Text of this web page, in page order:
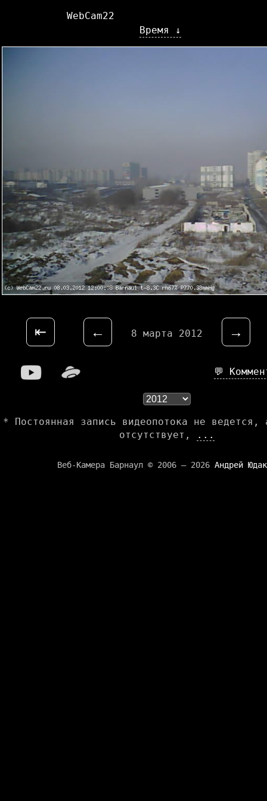
Время ↓
WebCam22
⇤ ← 8 марта 2012 →
💬
* Постоянная запись видеопотока не ведется,
отсутствует,
...
Веб-Камера Барнаул © 2006 — 2026 Андрей